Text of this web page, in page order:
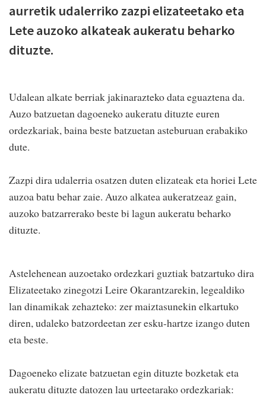
aurretik udalerriko zazpi elizateetako eta
Lete auzoko alkateak aukeratu beharko
dituzte.
Udalean alkate berriak jakinarazteko data eguaztena da.
Auzo batzuetan dagoeneko aukeratu dituzte euren
ordezkariak, baina beste batzuetan asteburuan erabakiko
dute.
Zazpi dira udalerria osatzen duten elizateak eta horiei Lete
auzoa batu behar zaie. Auzo alkatea aukeratzeaz gain,
auzoko batzarrerako beste bi lagun aukeratu beharko
dituzte.
Astelehenean auzoetako ordezkari guztiak batzartuko dira
Elizateetako zinegotzi Leire Okarantzarekin, legealdiko
lan dinamikak zehazteko: zer maiztasunekin elkartuko
diren, udaleko batzordeetan zer esku-hartze izango duten
eta beste.
Dagoeneko elizate batzuetan egin dituzte bozketak eta
aukeratu dituzte datozen lau urteetarako ordezkariak: